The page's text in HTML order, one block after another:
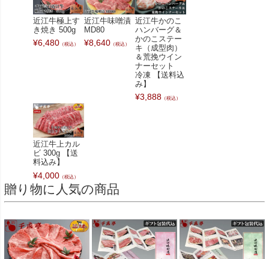
近江牛極上す
き焼き 500g
¥6,480 （税込）
近江牛味噌漬
MD80
¥8,640 （税込）
近江牛かのこ
ハンバーグ＆
かのこステー
キ（成型肉）
＆荒挽ウイン
ナーセット
冷凍 【送料込
み】
¥3,888 （税込）
近江牛上カル
ビ 300g 【送
料込み】
¥4,000 （税込）
贈り物に人気の商品